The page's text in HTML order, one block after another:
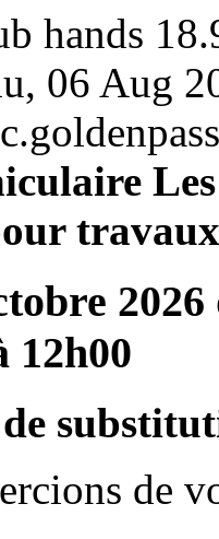
hands
06 Aug
travaux
2026
12h00
de